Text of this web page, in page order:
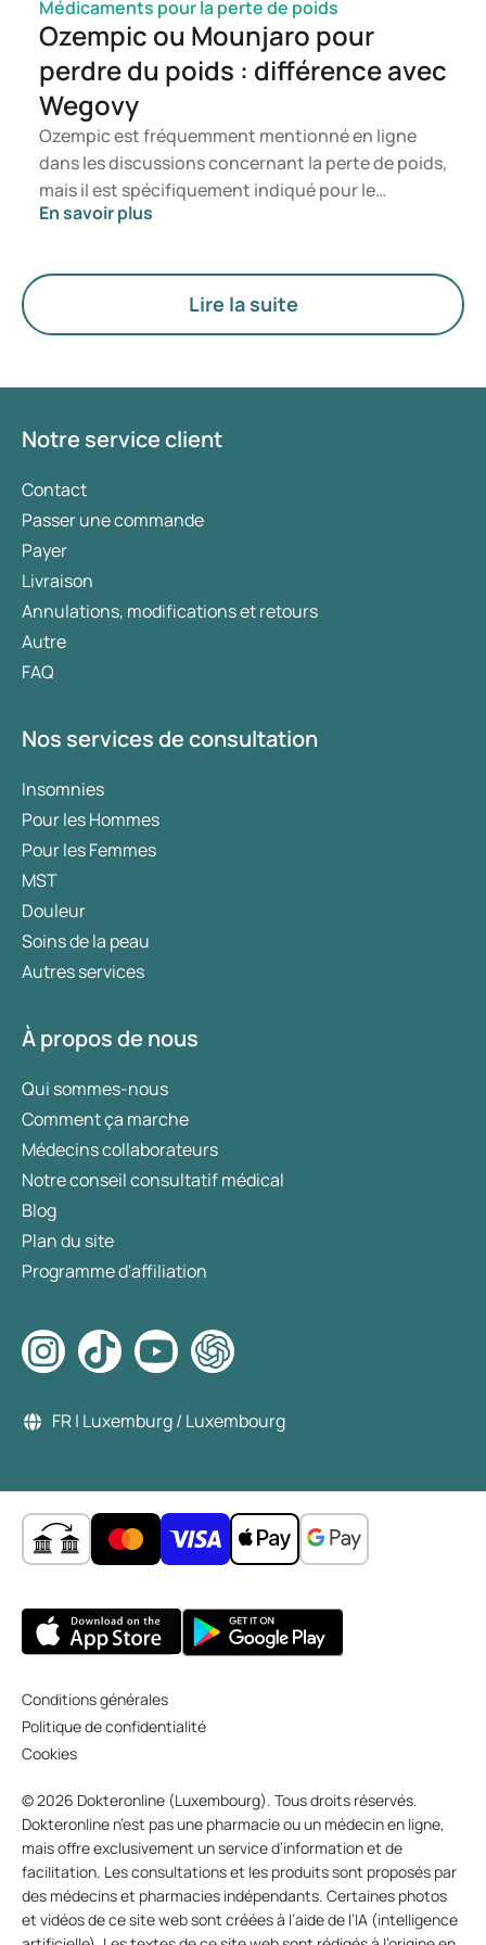
Médicaments pour la perte de poids
Ozempic ou Mounjaro pour
perdre du poids : différence avec
Wegovy
Ozempic est fréquemment mentionné en ligne
dans les discussions concernant la perte de poids,
mais il est spécifiquement indiqué pour le
traitement du diabète de type 2. Si vous
poids, des médicaments tels que Mounjaro et
Wegovy sont généralement privilégiés. Le choix
du traitement le plus adapté est déterminé par un
En savoir plus
Lire la suite
Notre service client
Contact
Passer une commande
Payer
Livraison
Annulations, modifications et retours
Autre
FAQ
Nos services de consultation
Insomnies
Pour les Hommes
Pour les Femmes
MST
Douleur
Soins de la peau
Autres services
À propos de nous
Qui sommes-nous
Comment ça marche
Médecins collaborateurs
Notre conseil consultatif médical
Blog
Plan du site
Programme d'affiliation
FR | Luxemburg / Luxembourg
Conditions générales
Politique de confidentialité
Cookies
© 2026 Dokteronline (Luxembourg). Tous droits réservés.
Dokteronline n’est pas une pharmacie ou un médecin en ligne,
mais offre exclusivement un service d’information et de
facilitation. Les consultations et les produits sont proposés par
des médecins et pharmacies indépendants. Certaines photos
et vidéos de ce site web sont créées à l’aide de l’IA (intelligence